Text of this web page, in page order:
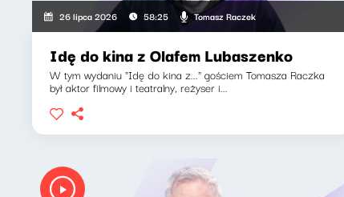
26 lipca 2026 58:25 Tomasz Raczek
Idę do kina z Olafem Lubaszenko
W tym wydaniu "Idę do kina z..." gościem Tomasza Raczka
był aktor filmowy i teatralny, reżyser i...